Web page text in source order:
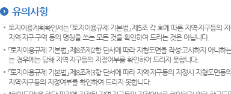
유의사항
토지이용계획확인서는 「토지이용규제 기본법」 제5조 각 호에 따른 지역·지구등
지역·지구·구역 등의 명칭을 쓰는 모든 것을 확인하여 드리는 것은 아닙니다.
「토지이용규제 기본법」 제8조제2항 단서에 따라 지형도면을 작성·고시하지 아니
는 경우에는 당해 지역·지구등의 지정여부를 확인하여 드리지 못합니다.
「토지이용규제 기본법」 제8조제3항 단서에 따라 지역·지구등의 지정시 지형도면
지역·지구등의 지정여부를 확인하여 드리지 못합니다.